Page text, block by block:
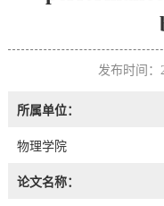
发布时间：
所属单位：
物理学院
论文名称：